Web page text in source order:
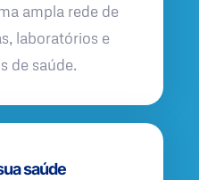
ampla rede de
laboratórios e
de saúde.
saúde